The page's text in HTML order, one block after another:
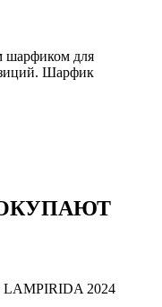
шарфиком для
Шарфик